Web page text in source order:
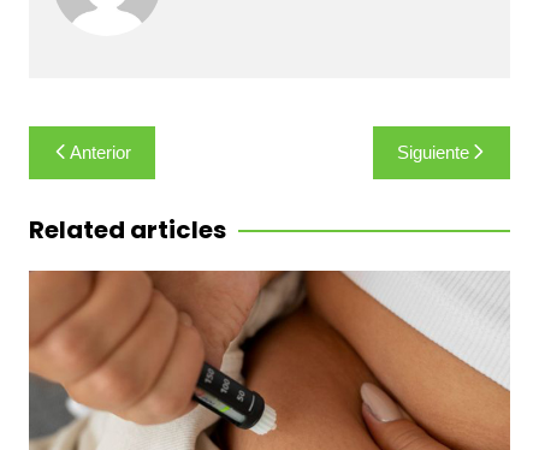
Navegación
de
entradas
Anterior Siguiente
Related articles